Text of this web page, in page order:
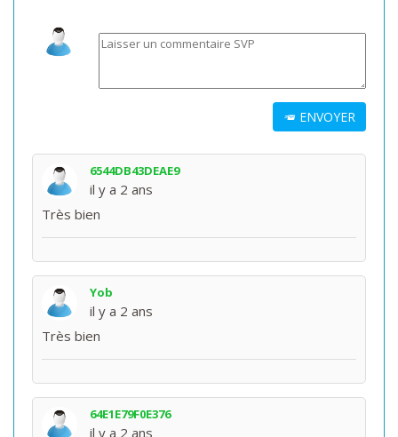
ENVOYER
6544DB43DEAE9
il y a 2 ans
Très bien
Yob
il y a 2 ans
Très bien
64E1E79F0E376
il y a 2 ans